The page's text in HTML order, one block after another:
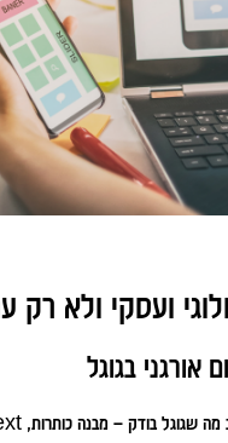
ועסקי ולא רק